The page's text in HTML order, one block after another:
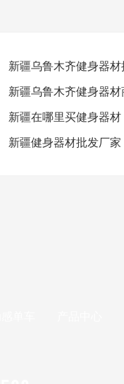
新疆乌鲁木齐健身器
新疆乌鲁木齐健身器
新疆在哪里买健身器材
新疆健身器材批发厂家